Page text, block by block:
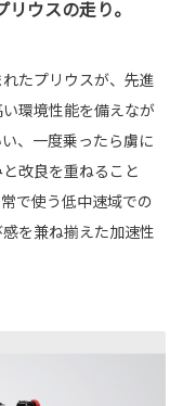
ウスの走り。
たプリウスが、先進
環境性能を備えなが
、一度乗ったら虜に
改良を重ねること
で使う低中速域での
を兼ね揃えた加速性